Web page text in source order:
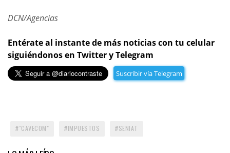
DCN/Agencias
Entérate al instante de más noticias con tu celular
siguiéndonos en Twitter y Telegram
Suscribir vía Telegram
"CAVECOM" IMPUESTOS SENIAT